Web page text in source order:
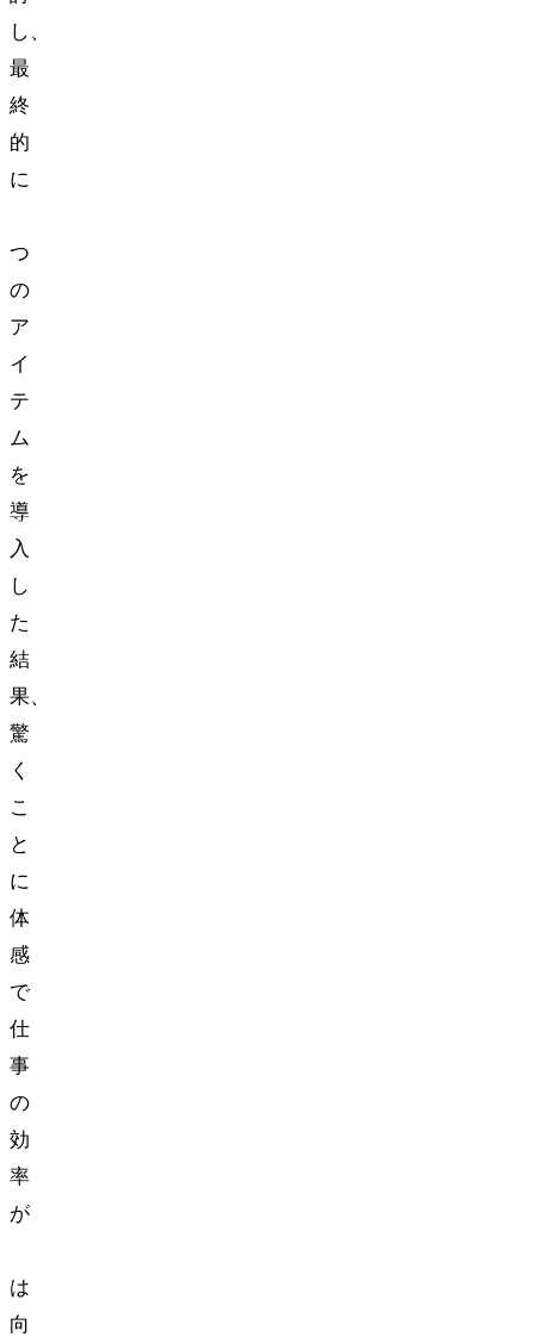
し、
最
終
的
に
つ
の
ア
イ
テ
ム
を
導
入
し
た
結
果、
驚
く
こ
と
に
体
感
で
仕
事
の
効
率
が
は
向